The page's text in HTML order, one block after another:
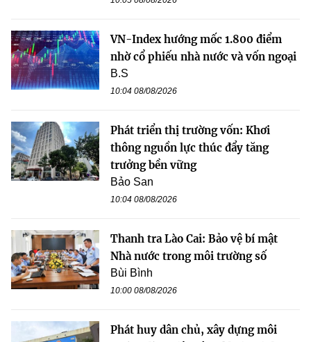
VN-Index hướng mốc 1.800 điểm
nhờ cổ phiếu nhà nước và vốn ngoại
B.S
10:04 08/08/2026
Phát triển thị trường vốn: Khơi
thông nguồn lực thúc đẩy tăng
trưởng bền vững
Bảo San
10:04 08/08/2026
Thanh tra Lào Cai: Bảo vệ bí mật
Nhà nước trong môi trường số
Bùi Bình
10:00 08/08/2026
Phát huy dân chủ, xây dựng môi